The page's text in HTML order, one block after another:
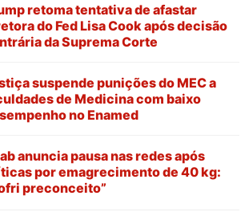
retoma tentativa de afastar
do Fed Lisa Cook após decisão
da Suprema Corte
suspende punições do MEC a
de Medicina com baixo
no Enamed
anuncia pausa nas redes após
por emagrecimento de 40 kg:
preconceito”